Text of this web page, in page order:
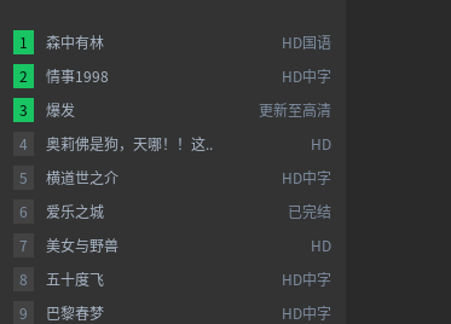
HD国语
1
森中有林
HD中字
2
情事1998
更新至高清
3
爆发
HD
4
奥莉佛是狗，天哪！！这..
HD中字
5
横道世之介
已完结
6
爱乐之城
HD
7
美女与野兽
HD中字
8
五十度飞
HD中字
9 巴黎春梦